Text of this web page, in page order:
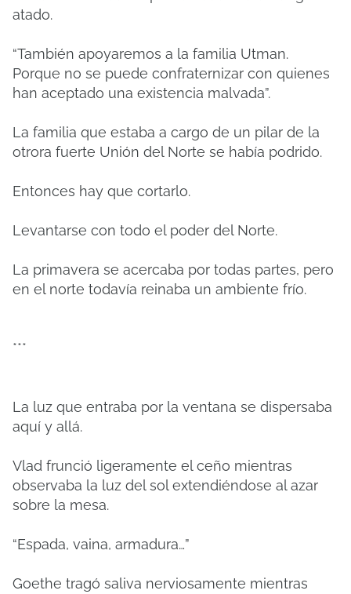
atado.
“También apoyaremos a la familia Utman.
Porque no se puede confraternizar con quienes
han aceptado una existencia malvada”.
La familia que estaba a cargo de un pilar de la
otrora fuerte Unión del Norte se había podrido.
Entonces hay que cortarlo.
Levantarse con todo el poder del Norte.
La primavera se acercaba por todas partes, pero
en el norte todavía reinaba un ambiente frío.
***
La luz que entraba por la ventana se dispersaba
aquí y allá.
Vlad frunció ligeramente el ceño mientras
observaba la luz del sol extendiéndose al azar
sobre la mesa.
“Espada, vaina, armadura…”
Goethe tragó saliva nerviosamente mientras